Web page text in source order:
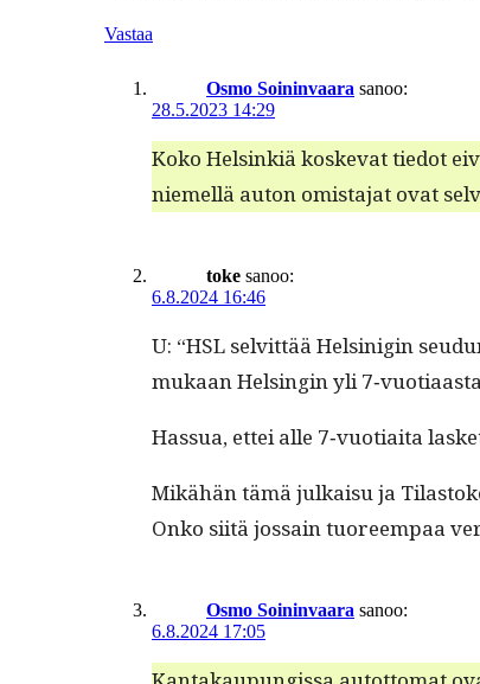
Vastaa
Osmo Soininvaara sanoo:
28.5.2023 14:29
Koko Helsinkiä koske­vat tiedot
niemel­lä auton omis­ta­jat ovat
toke sanoo:
6.8.2024 16:46
U: “HSL selvit­tää Helsini­gin
mukaan Helsin­gin yli
Has­sua, ettei alle 7‑vuotiaita
Mikähän tämä julka­isu ja
Onko siitä jos­sain tuoreem­paa
Osmo Soininvaara sanoo:
6.8.2024 17:05